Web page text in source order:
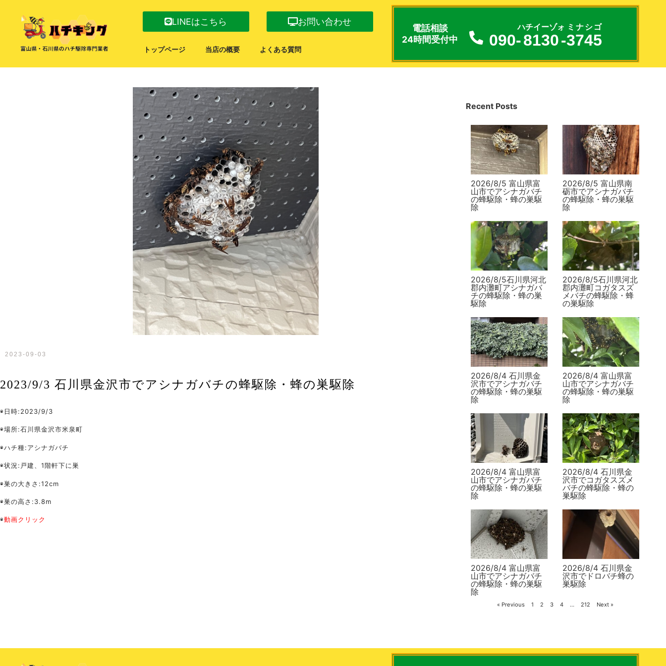
LINEはこちら お問い合わせ
トップページ 当店の概要 よくある質問
電話相談
24時間受付中
090-8130
ハチイーゾォ
-3745
ミナシゴ
2023-09-03
2023/9/3 石川県金沢市でアシナガバチの蜂駆除・蜂の巣駆除
◉日時:2023/9/3
◉場所:石川県金沢市米泉町
◉ハチ種:アシナガバチ
◉状況:戸建、1階軒下に巣
◉巣の大きさ:12cm
◉巣の高さ:3.8m
◉動画クリック
Recent Posts
2026/8/5 富山県富
山市でアシナガバチ
の蜂駆除・蜂の巣駆
除
2026/8/5 富山県南
砺市でアシナガバチ
の蜂駆除・蜂の巣駆
除
2026/8/5石川県河北
郡内灘町アシナガバ
チの蜂駆除・蜂の巣
駆除
2026/8/5石川県河北
郡内灘町コガタスズ
メバチの蜂駆除・蜂
の巣駆除
2026/8/4 石川県金
沢市でアシナガバチ
の蜂駆除・蜂の巣駆
除
2026/8/4 富山県富
山市でアシナガバチ
の蜂駆除・蜂の巣駆
除
2026/8/4 富山県富
山市でアシナガバチ
の蜂駆除・蜂の巣駆
除
2026/8/4 石川県金
沢市でコガタスズメ
バチの蜂駆除・蜂の
巣駆除
2026/8/4 富山県富
山市でアシナガバチ
の蜂駆除・蜂の巣駆
除
2026/8/4 石川県金
沢市でドロバチ蜂の
巣駆除
« Previous 1 2 3 4 … 212 Next »